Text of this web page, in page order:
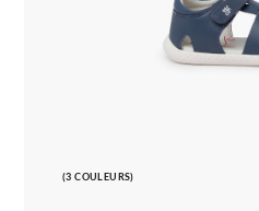
(3 COULEURS)